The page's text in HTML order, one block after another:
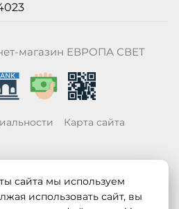
магазин ЕВРОПА СВЕТ
Карта сайта
сайта мы используем
использовать сайт, вы